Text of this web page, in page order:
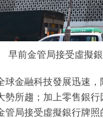
早前金管局接受虛擬
球金融科技發展迅速
勢所趨；加上零售銀
管局接受虛擬銀行牌